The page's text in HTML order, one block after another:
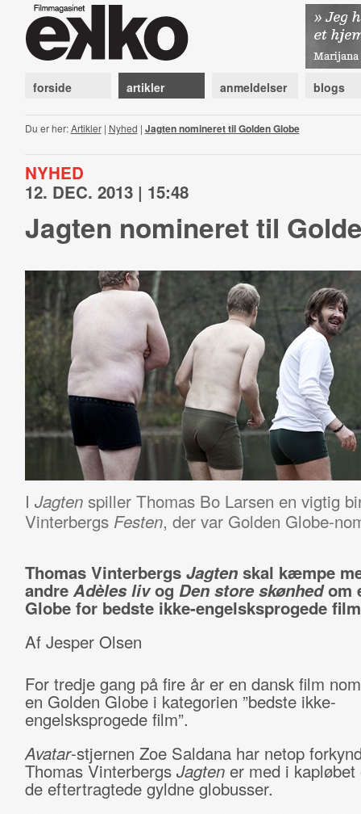
forside artikler anmeldelser blogs
Du er her:Artikler| Nyhed | Jagten nomineret til Golden Globe
NYHED
12. DEC. 2013 | 15:48
Jagten nomineret til
I Jagtenspiller Thomas Bo Larsen en vigtig
Vinterbergs Festen, der var Golden Globe-
Thomas Vinterbergs Jagtenskal kæmpe
andre Adèles livog Den store skønhedom
Globe for bedste ikke-engelsksprogede
Af Jesper Olsen
For tredje gang på fire år er en dansk film
en Golden Globe i kategorien ”bedste ikke-
engelsksprogede film”.
Avatar-stjernen Zoe Saldana har netop
Thomas Vinterbergs Jagten er med i kapløbet
de eftertragtede gyldne globusser.